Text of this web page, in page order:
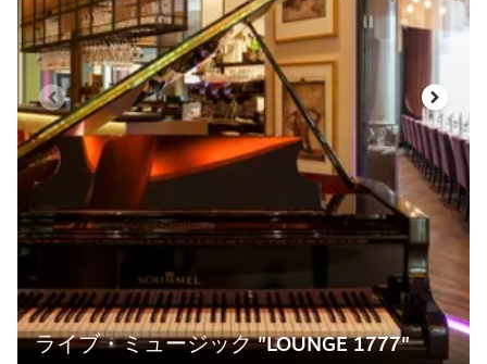
ライブ・ミュージック "LOUNGE 1777"